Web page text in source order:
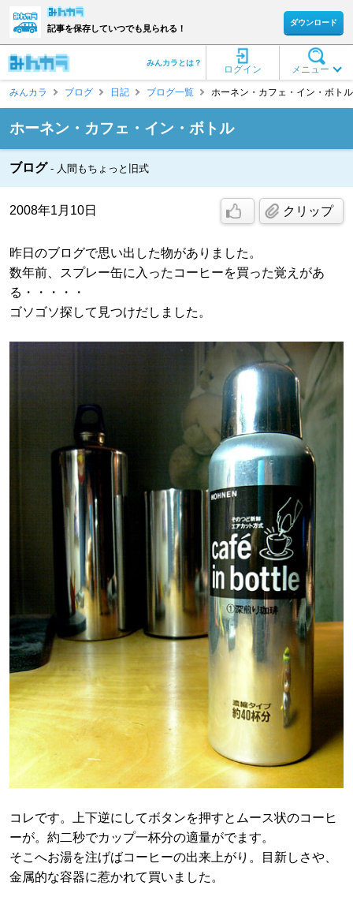
記事を保存していつでも見られる！
ダウンロード
メニュー
ログイン
みんカラとは？
みんカラ ブログ 日記 ブログ一覧 ホーネン・カフェ・イン・ボト
ホーネン・カフェ・イン・ボトル
ブログ 人間もちょっと旧式
2008年1月10日 クリップ
昨日のブログで思い出した物がありました。
数年前、スプレー缶に入ったコーヒーを買った覚えがあ
る・・・・・
ゴソゴソ探して見つけだしました。
コレです。上下逆にしてボタンを押すとムース状のコーヒ
ーが。約二秒でカップ一杯分の適量がでます。
そこへお湯を注げばコーヒーの出来上がり。目新しさや、
金属的な容器に惹かれて買いました。